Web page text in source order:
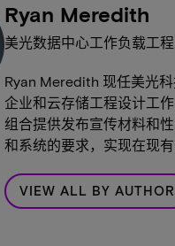
美光数据中心工作负载工
Ryan Meredith
Ryan Meredith 现任美光
企业和云存储工程设计工
组合提供发布宣传材料和
和系统的要求，实现在现
VIEW ALL BY AUTHOR